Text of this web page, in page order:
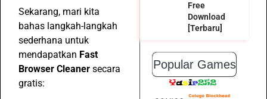
Sekarang, mari kita
bahas langkah-langkah
sederhana untuk
mendapatkan Fast
Browser Cleaner secara
gratis:
Free
Download
[Terbaru]
Popular Games